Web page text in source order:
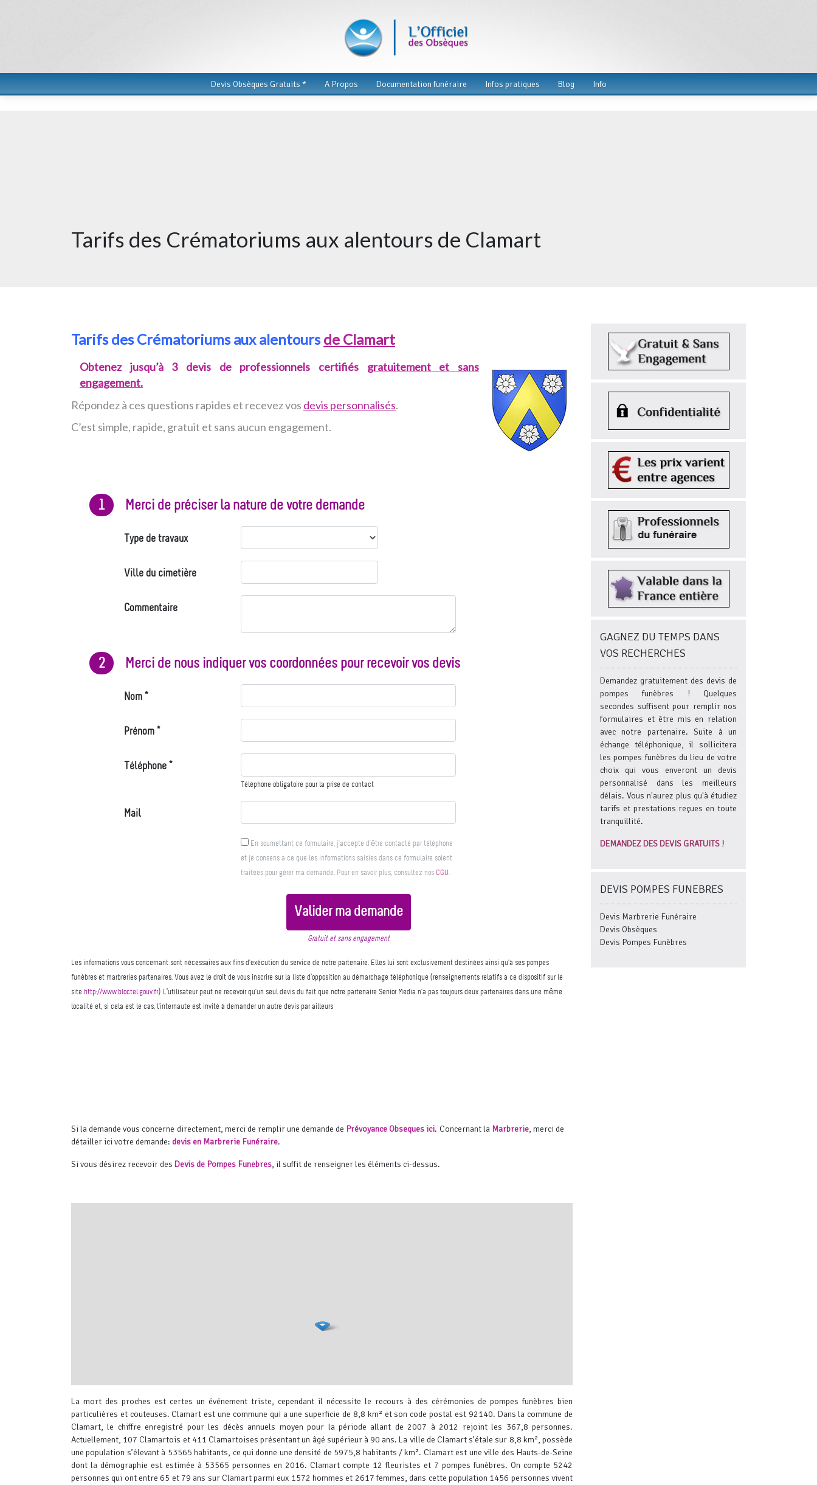
Devis Obsèques Gratuits * A Propos Documentation funéraire Infos pratiques Blog Info
Tarifs des Crématoriums aux alentours de Clamart
Tarifs des Crématoriums aux alentoursde Clamart
Obtenez jusqu’à 3 devis de professionnels certifiés gratuitement et sans
engagement.
Répondez à ces questions rapides et recevezvos devis personnalisés.
C’est simple, rapide, gratuit et sans aucun engagement.
Si la demande vous concerne directement, merci de remplir une demande de Prévoyance Obsèques ici. Concernant la Marbrerie, merci de
détailler ici votre demande: devis en Marbrerie Funéraire.
Si vous désirez recevoir des Devis de Pompes Funèbres, il suffit de renseigner les éléments ci-dessus.
Leaflet , © contributeurs
La mort des proches est certes un événement triste, cependant il nécessite le recours à des cérémonies de pompes funèbres bien
particulières et couteuses. Clamart est une commune qui a une superficie de 8,8 km² et son code postal est 92140. Dans la commune de
Clamart, le chiffre enregistré pour les décès annuels moyen pour la période allant de 2007 à 2012 rejoint les 367,8 personnes.
Actuellement, 107 Clamartois et 411 Clamartoises présentant un âgé supérieur à 90 ans. La ville de Clamart s’étale sur 8,8 km², possède
une population s’élevant à 53565 habitants, ce qui donne une densité de 5975,8 habitants / km². Clamart est une ville des Hauts-de-Seine
dont la démographie est estimée à 53565 personnes en 2016. Clamart compte 12 fleuristes et 7 pompes funèbres. On compte 5242
personnes qui ont entre 65 et 79 ans sur Clamart parmi eux 1572 hommes et 2617 femmes, dans cette population 1456 personnes vivent
GAGNEZ DU TEMPS DANS
VOS RECHERCHES
Demandez gratuitement des devis de
pompes funèbres ! Quelques
secondes suffisent pour remplir nos
formulaires et être mis en relation
avec notre partenaire. Suite à un
échange téléphonique, il sollicitera
les pompes funèbres du lieu de votre
choix qui vous enveront un devis
personnalisé dans les meilleurs
délais. Vous n'aurez plus qu'à étudiez
tarifs et prestations reçues en toute
tranquillité.
DEMANDEZ DES DEVIS GRATUITS !
DEVIS POMPES FUNEBRES
Devis Marbrerie Funéraire
Devis Obsèques
Devis Pompes Funèbres